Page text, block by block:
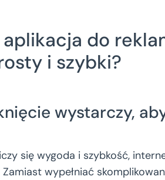
do
i szybki?
wystarczy,
się wygoda i szybkość,
Zamiast wypełniać